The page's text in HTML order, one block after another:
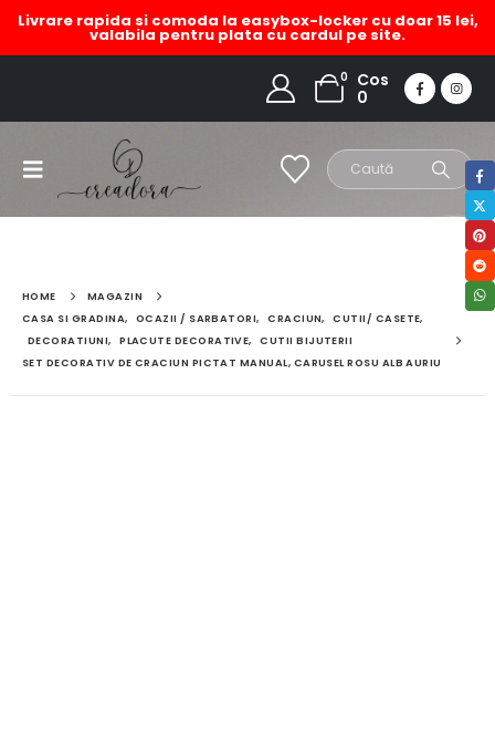
Livrare rapida si comoda la easybox-locker cu doar 15 lei,
valabila pentru plata cu cardul pe site.
0
Cos
0
HOME
MAGAZIN
CASA SI GRADINA, OCAZII / SARBATORI, CRACIUN, CUTII/ CASETE,
DECORATIUNI, PLACUTE DECORATIVE,
CUTII BIJUTERII
SET DECORATIV DE CRACIUN PICTAT MANUAL, CARUSEL ROSU ALB AURIU